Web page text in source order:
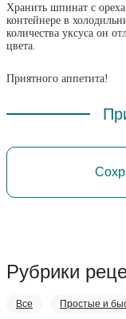
Хранить шпинат с
контейнере в
количества уксуса он
цвета.
Приятного аппетита!
Рубрики
Все Простые и